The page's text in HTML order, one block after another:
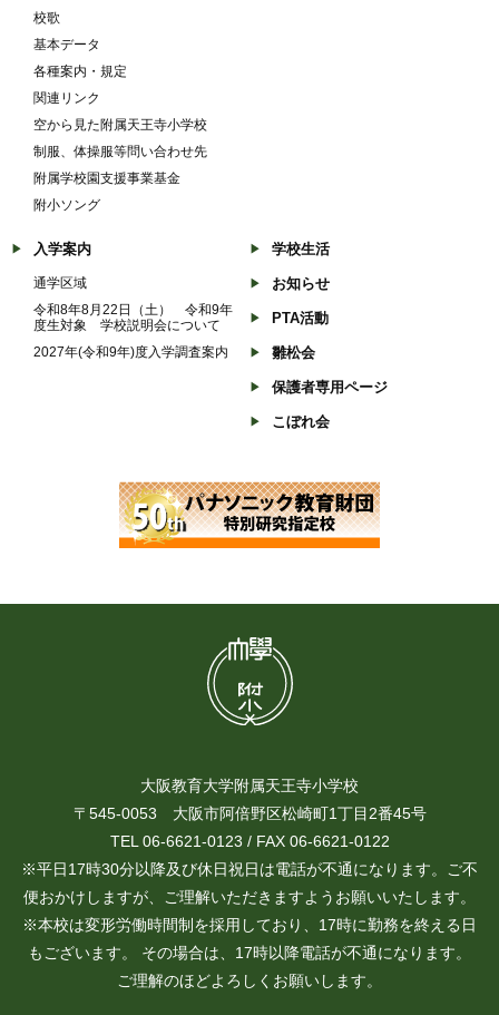
校歌
基本データ
各種案内・規定
関連リンク
空から見た附属天王寺小学校
制服、体操服等問い合わせ先
附属学校園支援事業基金
附小ソング
入学案内
通学区域
令和8年8月22日（土） 令和9年
度生対象 学校説明会について
2027年(令和9年)度入学調査案内
学校生活
お知らせ
PTA活動
雛松会
保護者専用ページ
こぼれ会
大阪教育大学附属天王寺小学校
〒545-0053 大阪市阿倍野区松崎町1丁目2番45号
TEL 06-6621-0123 / FAX 06-6621-0122
※平日17時30分以降及び休日祝日は電話が不通になります。ご不
便おかけしますが、ご理解いただきますようお願いいたします。
※本校は変形労働時間制を採用しており、17時に勤務を終える日
もございます。 その場合は、17時以降電話が不通になります。
ご理解のほどよろしくお願いします。